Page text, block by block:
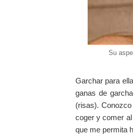
Su
Garchar para
ganas de
(risas).
coger y comer
que me permita